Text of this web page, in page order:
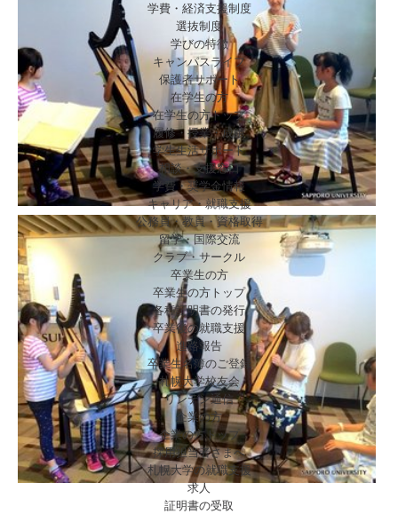
学費・経済支援制度
選抜制度
学びの特徴
キャンパスライフ
保護者サポート
在学生の方
在学生の方トップ
履修・授業・成績
学生生活サポート
相談・支援窓口
学費・奨学金情報
キャリア・就職支援
公務員・教員・資格取得
留学・国際交流
クラブ・サークル
卒業生の方
卒業生の方トップ
各種証明書の発行
卒業後の就職支援
進路報告
卒業生名簿のご登録
札幌大学校友会
リンデン通信
企業の方
企業の方トップ
採用担当者さまへ
札幌大学の就職支援
求人
証明書の受取